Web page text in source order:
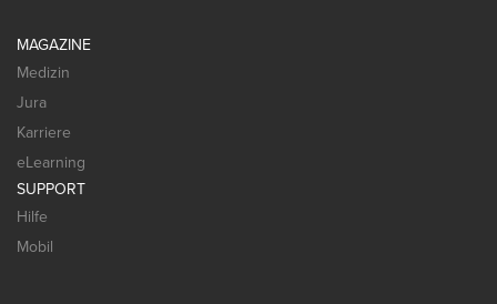
MAGAZINE
Medizin
Jura
Karriere
eLearning
SUPPORT
Hilfe
Mobil